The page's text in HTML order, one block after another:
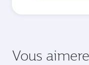
Vous